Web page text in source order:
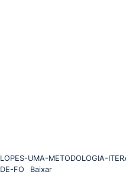
LOPES-UMA-METODOLOGIA-
DE-FO
Baixar